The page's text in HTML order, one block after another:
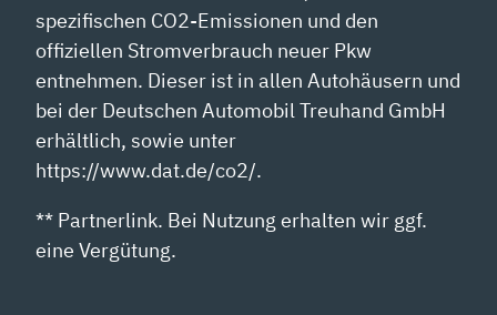
spezifischen CO2-Emissionen und den
offiziellen Stromverbrauch neuer Pkw
entnehmen. Dieser ist in allen Autohäusern und
bei der Deutschen Automobil Treuhand GmbH
erhältlich, sowie unter
https://www.dat.de/co2/.
** Partnerlink. Bei Nutzung erhalten wir ggf.
eine Vergütung.